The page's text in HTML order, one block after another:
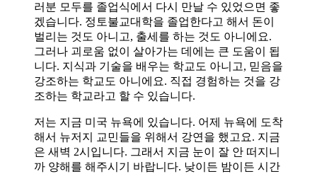
러분 모두를 졸업식에서 다시 만날 수 있었으면 좋
겠습니다. 정토불교대학을 졸업한다고 해서 돈이
벌리는 것도 아니고, 출세를 하는 것도 아니에요.
그러나 괴로움 없이 살아가는 데에는 큰 도움이 됩
니다. 지식과 기술을 배우는 학교도 아니고, 믿음을
강조하는 학교도 아니에요. 직접 경험하는 것을 강
조하는 학교라고 할 수 있습니다.
저는 지금 미국 뉴욕에 있습니다. 어제 뉴욕에 도착
해서 뉴저지 교민들을 위해서 강연을 했고요. 지금
은 새벽 2시입니다. 그래서 지금 눈이 잘 안 떠지니
까 양해를 해주시기 바랍니다. 낮이든 밤이든 시간